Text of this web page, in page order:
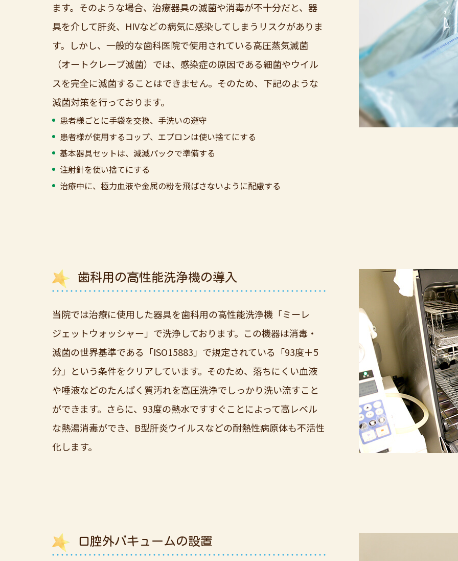
ます。そのような場合、治療器具の滅菌や消毒が不十分だと、器
具を介して肝炎、HIVなどの病気に感染してしまうリスクがありま
す。しかし、一般的な歯科医院で使用されている高圧蒸気滅菌
（オートクレーブ滅菌）では、感染症の原因である細菌やウイル
スを完全に滅菌することはできません。そのため、下記のような
減菌対策を行っております。
患者様ごとに手袋を交換、手洗いの遵守
患者様が使用するコップ、エプロンは使い捨てにする
基本器具セットは、減滅パックで準備する
注射針を使い捨てにする
治療中に、極力血液や金属の粉を飛ばさないように配慮する
歯科用の高性能洗浄機の導入
当院では治療に使用した器具を歯科用の高性能洗浄機「ミーレ
ジェットウォッシャー」で洗浄しております。この機器は消毒・
滅菌の世界基準である「ISO15883」で規定されている「93度＋5
分」という条件をクリアしています。そのため、落ちにくい血液
や唾液などのたんぱく質汚れを高圧洗浄でしっかり洗い流すこと
ができます。さらに、93度の熱水ですすぐことによって高レベル
な熱湯消毒ができ、B型肝炎ウイルスなどの耐熱性病原体も不活性
化します。
口腔外バキュームの設置